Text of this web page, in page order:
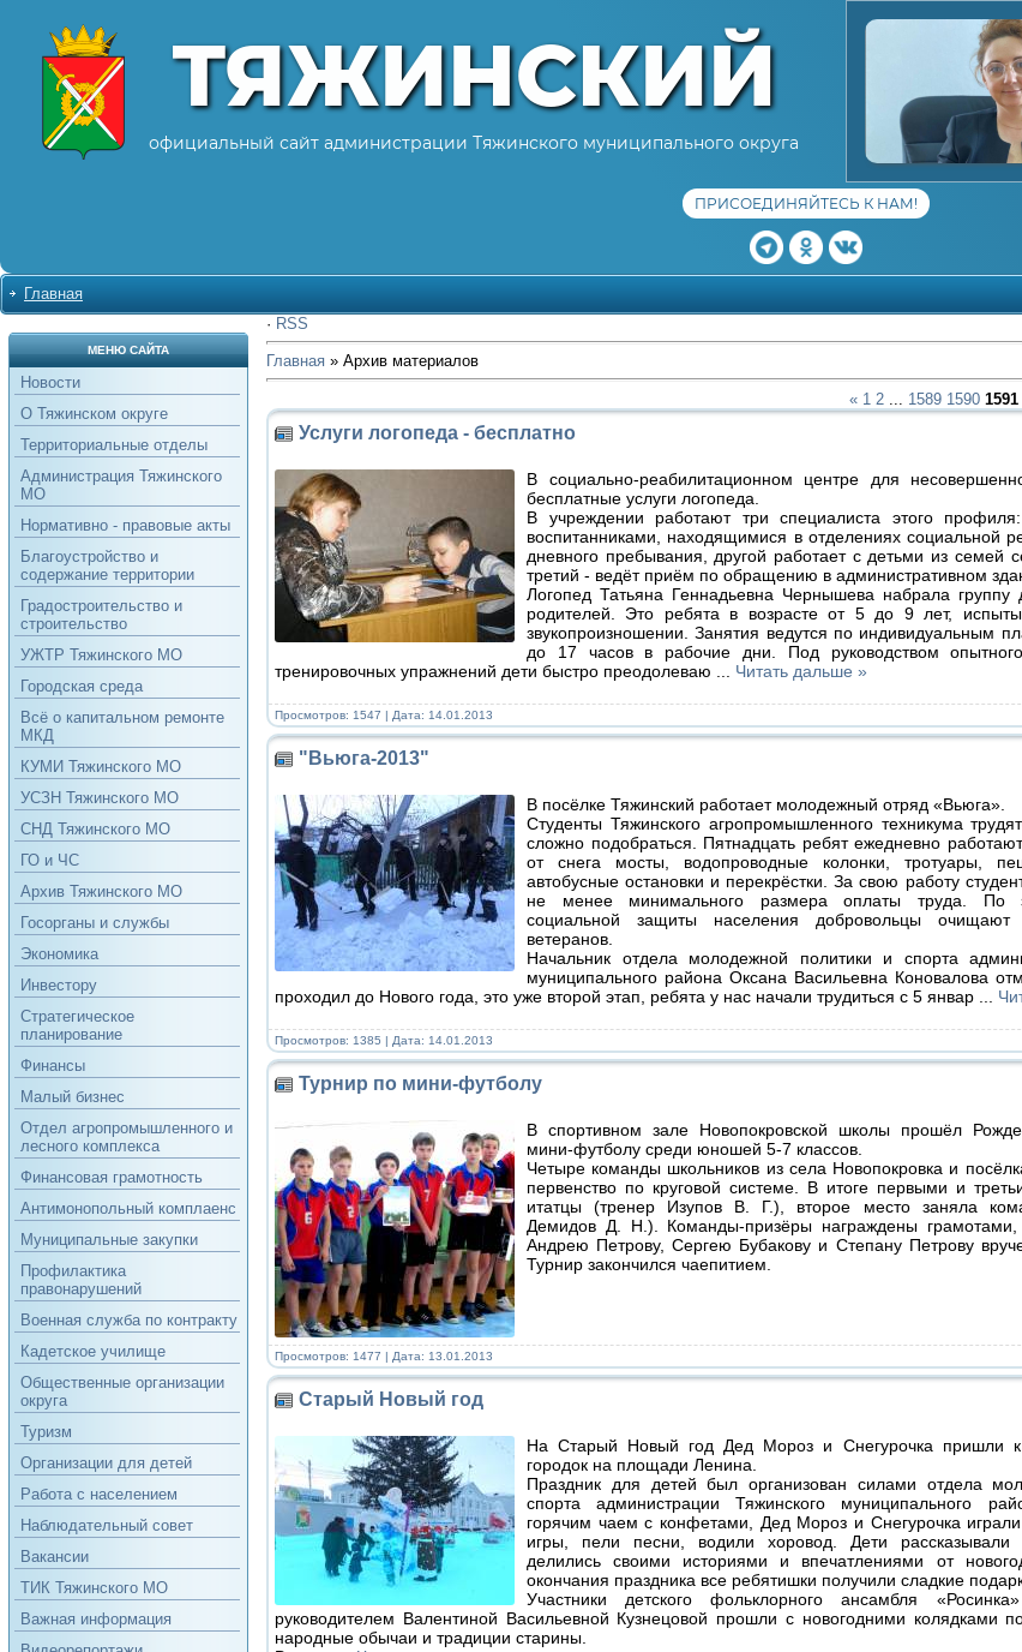
ТЯЖИНСКИЙ
официальный сайт администрации Тяжинского муниципального округа
ПРИСОЕДИНЯЙТЕСЬ К НАМ!
Главная
МЕНЮ САЙТА
Новости
О Тяжинском округе
Территориальные отделы
Администрация Тяжинского
МО
Нормативно - правовые акты
Благоустройство и
содержание территории
Градостроительство и
строительство
УЖТР Тяжинского МО
Городская среда
Всё о капитальном ремонте
МКД
КУМИ Тяжинского МО
УСЗН Тяжинского МО
СНД Тяжинского МО
ГО и ЧС
Архив Тяжинского МО
Госорганы и службы
Экономика
Инвестору
Стратегическое
планирование
Финансы
Малый бизнес
Отдел агропромышленного и
лесного комплекса
Финансовая грамотность
Антимонопольный комплаенс
Муниципальные закупки
Профилактика
правонарушений
Военная служба по контракту
Кадетское училище
Общественные организации
округа
Туризм
Организации для детей
Работа с населением
Наблюдательный совет
Вакансии
ТИК Тяжинского МО
Важная информация
· RSS
Главная» Архив материалов
« 1 2 1589 1590 1591
Услуги логопеда - бесплатно
В социально-реабилитационном центре для
бесплатные услуги логопеда.
В учреждении работают три специалиста этого
воспитанниками, находящимися в отделениях социальной
дневного пребывания, другой работает с детьми из семей
третий - ведёт приём по обращению в административном
Логопед Татьяна Геннадьевна Чернышева набрала
родителей. Это ребята в возрасте от 5 до 9 лет,
звукопроизношении. Занятия ведутся по индивидуальным
до 17 часов в рабочие дни. Под руководством
тренировочных упражнений дети быстро преодолеваю
Читать дальше »
Просмотров: 1547 | Дата: 14.01.2013
"Вьюга-2013"
В посёлке Тяжинский работает молодежный отряд «Вьюга».
Студенты Тяжинского агропромышленного техникума
сложно подобраться. Пятнадцать ребят ежедневно
от снега мосты, водопроводные колонки, тротуары,
автобусные остановки и перекрёстки. За свою работу
не менее минимального размера оплаты труда. По
социальной защиты населения добровольцы очищают
ветеранов.
Начальник отдела молодежной политики и спорта
муниципального района Оксана Васильевна Коновалова
проходил до Нового года, это уже второй этап, ребята у нас начали трудиться с 5 январ
Просмотров: 1385 | Дата: 14.01.2013
Турнир по мини-футболу
В спортивном зале Новопокровской школы прошёл
мини-футболу среди юношей 5-7 классов.
Четыре команды школьников из села Новопокровка и
первенство по круговой системе. В итоге первыми и
итатцы (тренер Изупов В. Г.), второе место заняла
Демидов Д. Н.). Команды-призёры награждены
Андрею Петрову, Сергею Бубакову и Степану Петрову
Турнир закончился чаепитием.
Просмотров: 1477 | Дата: 13.01.2013
Старый Новый год
На Старый Новый год Дед Мороз и Снегурочка пришли
городок на площади Ленина.
Праздник для детей был организован силами отдела
спорта администрации Тяжинского муниципального
горячим чаем с конфетами, Дед Мороз и Снегурочка
игры, пели песни, водили хоровод. Дети рассказывали
делились своими историями и впечатлениями от
окончания праздника все ребятишки получили сладкие
Участники детского фольклорного ансамбля
руководителем Валентиной Васильевной Кузнецовой прошли с новогодними колядками
народные обычаи и традиции старины.